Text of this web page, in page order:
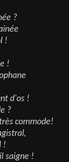
?
!
!
d'os !
?
commode!
!
saigne !